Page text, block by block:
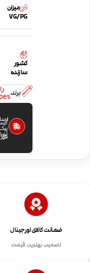
میزان
VG/PG
کشور
سازنده
برند
ضمانت کالای اورجینال
تضمین بهترین قیمت